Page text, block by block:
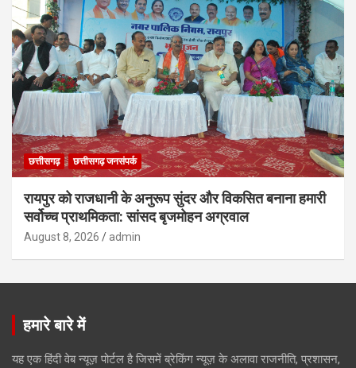
छत्तीसगढ़ छत्तीसगढ़ जनसंपर्क
रायपुर को राजधानी के अनुरूप सुंदर और विकसित बनाना हमारी
सर्वोच्च प्राथमिकता: सांसद बृजमोहन अग्रवाल
August 8, 2026 admin
हमारे बारे में
यह एक हिंदी वेब न्यूज़ पोर्टल है जिसमें ब्रेकिंग न्यूज़ के अलावा राजनीति, प्रशासन,